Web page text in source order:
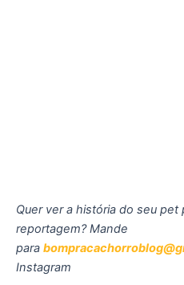
Quer ver a história do seu pet
reportagem? Mande
para
Instagram